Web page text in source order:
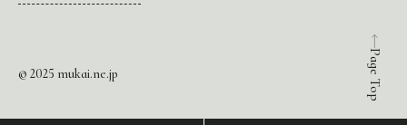
Page Top
© 2025 mukai.ne.jp